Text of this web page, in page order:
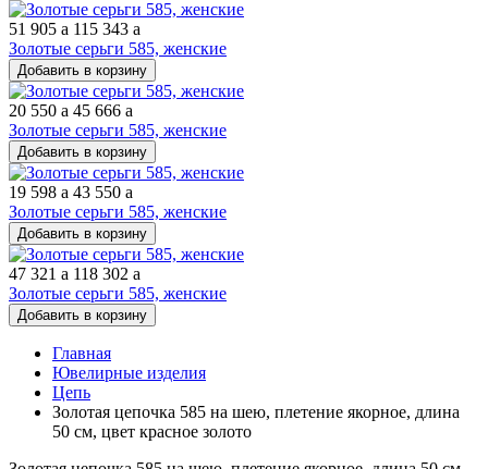
51 905 a 115 343 a
Золотые серьги 585, женские
Добавить в корзину
20 550 a 45 666 a
Золотые серьги 585, женские
Добавить в корзину
19 598 a 43 550 a
Золотые серьги 585, женские
Добавить в корзину
47 321 a 118 302 a
Золотые серьги 585, женские
Добавить в корзину
Главная
Ювелирные изделия
Цепь
Золотая цепочка 585 на шею, плетение якорное, длина
50 см, цвет красное золото